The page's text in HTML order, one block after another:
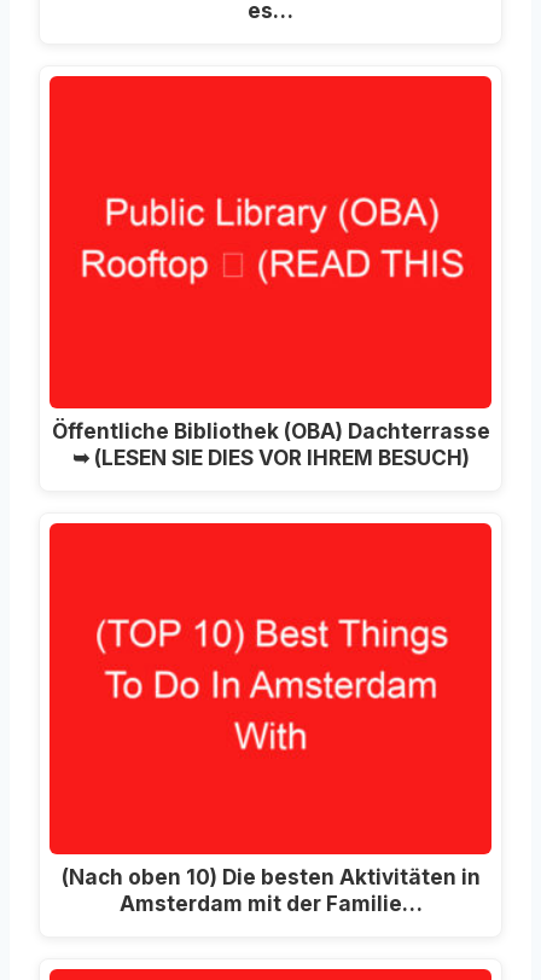
es…
Öffentliche Bibliothek (OBA) Dachterrasse
➥ (LESEN SIE DIES VOR IHREM BESUCH)
(Nach oben 10) Die besten Aktivitäten in
Amsterdam mit der Familie…